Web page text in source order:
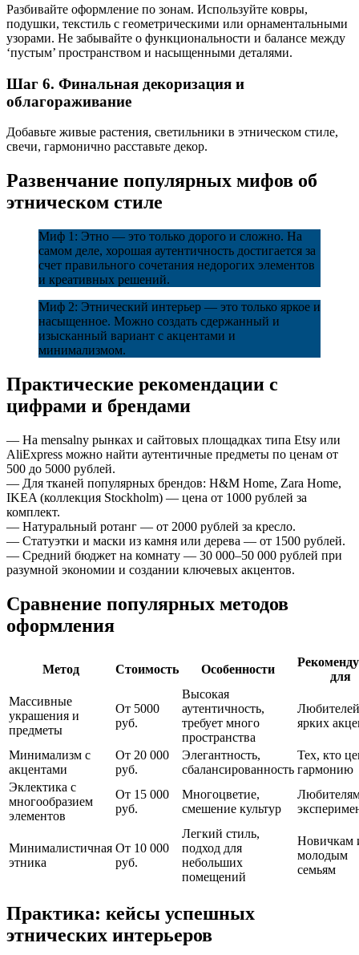
Разбивайте оформление по зонам. Используйте ковры,
подушки, текстиль с геометрическими или орнаментальными
узорами. Не забывайте о функциональности и балансе между
‘пустым’ пространством и насыщенными деталями.
Шаг 6. Финальная декоризация и
облагораживание
Добавьте живые растения, светильники в этническом стиле,
свечи, гармонично расставьте декор.
Развенчание популярных мифов об
этническом стиле
Миф 1: Этно — это только дорого и сложно. На
самом деле, хорошая аутентичность достигается за
счет правильного сочетания недорогих элементов
и креативных решений.
Миф 2: Этнический интерьер — это только яркое и
насыщенное. Можно создать сдержанный и
изысканный вариант с акцентами и
минимализмом.
Практические рекомендации с
цифрами и брендами
— На mensalny рынках и сайтовых площадках типа Etsy или
AliExpress можно найти аутентичные предметы по ценам от
500 до 5000 рублей.
— Для тканей популярных брендов: H&M Home, Zara Home,
IKEA (коллекция Stockholm) — цена от 1000 рублей за
комплект.
— Натуральный ротанг — от 2000 рублей за кресло.
— Статуэтки и маски из камня или дерева — от 1500 рублей.
— Средний бюджет на комнату — 30 000–50 000 рублей при
разумной экономии и создании ключевых акцентов.
Сравнение популярных методов
оформления
Метод Стоимость Особенности
для
Массивные
украшения и
предметы
От 5000
руб.
Высокая
аутентичность,
требует много
пространства
Любителей
ярких
Минимализм с
акцентами
От 20 000
руб.
Элегантность,
сбалансированность
Тех, кто
гармонию
Эклектика с
многообразием
элементов
От 15 000
руб.
Многоцветие,
смешение культур
Минималистичная
этника
От 10 000
руб.
Легкий стиль,
подход для
небольших
помещений
Новичкам
молодым
семьям
Практика: кейсы успешных
этнических интерьеров